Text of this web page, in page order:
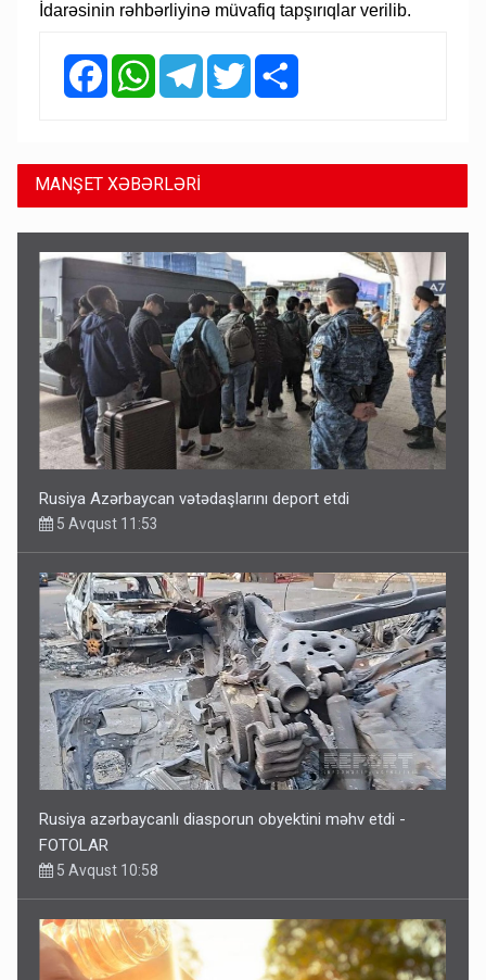
İdarəsinin rəhbərliyinə müvafiq tapşırıqlar verilib.
FacebookWhatsAppTelegramTwitter
MANŞET XƏBƏRLƏRİ
Rusiya Azərbaycan vətədaşlarını deport etdi
5 Avqust 11:53
Rusiya azərbaycanlı diasporun obyektini məhv etdi -
FOTOLAR
5 Avqust 10:58